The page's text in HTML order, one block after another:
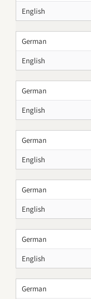
English
German
English
German
English
German
English
German
English
German
English
German